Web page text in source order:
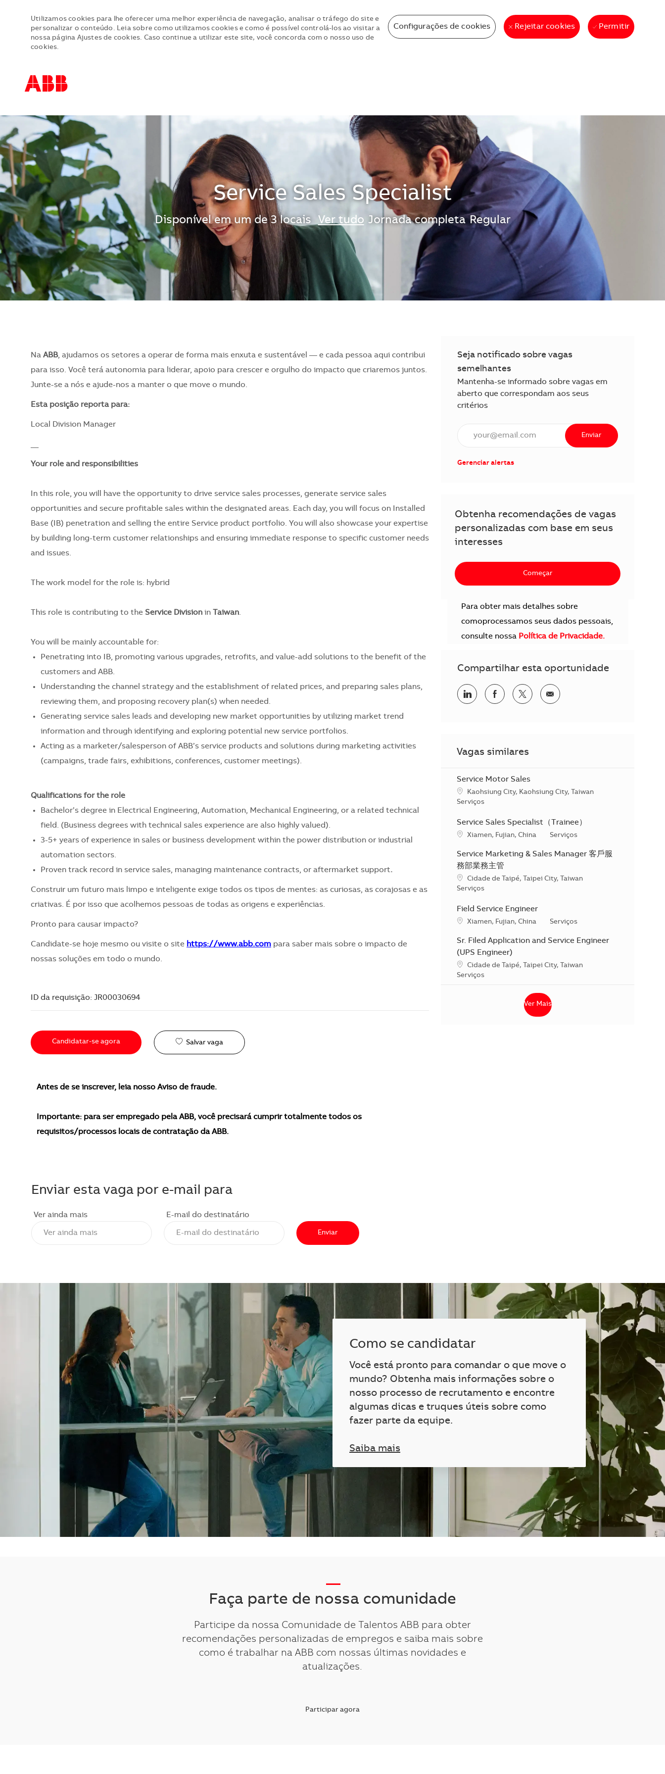
Utilizamos cookies para lhe oferecer uma melhor experiência de navegação, analisar o tráfego do site e
personalizar o conteúdo. Leia sobre como utilizamos cookies e como é possível controlá-los ao visitar a
nossa página Ajustes de cookies. Caso continue a utilizar este site, você concorda com o nosso uso de
cookies.
Configurações de cookies Rejeitar cookies Permitir
Service Sales Specialist
Disponível em um de 3 locais Ver tudo Jornada completa Regular
Na ABB, ajudamos os setores a operar de forma mais enxuta e sustentável — e cada pessoa aqui contribui
para isso. Você terá autonomia para liderar, apoio para crescer e orgulho do impacto que criaremos juntos.
Junte-se a nós e ajude-nos a manter o que move o mundo.
​Esta posição reporta para:
Local Division Manager
Your role and responsibilities
In this role, you will have the opportunity to drive service sales processes, generate service sales
opportunities and secure profitable sales within the designated areas. Each day, you will focus on Installed
Base (IB) penetration and selling the entire Service product portfolio. You will also showcase your expertise
by building long-term customer relationships and ensuring immediate response to specific customer needs
and issues.
The work model for the role is: hybrid
This role is contributing to the Service Division in Taiwan.
You will be mainly accountable for:
Penetrating into IB, promoting various upgrades, retrofits, and value-add solutions to the benefit of the
customers and ABB.
Understanding the channel strategy and the establishment of related prices, and preparing sales plans,
reviewing them, and proposing recovery plan(s) when needed.
Generating service sales leads and developing new market opportunities by utilizing market trend
information and through identifying and exploring potential new service portfolios.
Acting as a marketer/salesperson of ABB’s service products and solutions during marketing activities
(campaigns, trade fairs, exhibitions, conferences, customer meetings).
Qualifications for the role
Bachelor’s degree in Electrical Engineering, Automation, Mechanical Engineering, or a related technical
field. (Business degrees with technical sales experience are also highly valued).
3-5+ years of experience in sales or business development within the power distribution or industrial
automation sectors.
Proven track record in service sales, managing maintenance contracts, or aftermarket support.
Construir um futuro mais limpo e inteligente exige todos os tipos de mentes: as curiosas, as corajosas e as
criativas. É por isso que acolhemos pessoas de todas as origens e experiências.
Pronto para causar impacto?
Candidate-se hoje mesmo ou visite o site https://www.abb.com para saber mais sobre o impacto de
nossas soluções em todo o mundo.
ID da requisição: JR00030694
Candidatar-se agora Salvar vaga
Antes de se inscrever, leia nosso Aviso de fraude.
Importante: para ser empregado pela ABB, você precisará cumprir totalmente todos os
requisitos/processos locais de contratação da ABB.
Enviar esta vaga por e-mail para
Ver ainda mais E-mail do destinatário
Enviar
Seja notificado sobre vagas
semelhantes
Mantenha-se informado sobre vagas em
aberto que correspondam aos seus
critérios
Insira o endereço de e-mail (obrigatório)
Enviar
Gerenciar alertas
Obtenha recomendações de vagas
personalizadas com base em seus
interesses
Começar
Para obter mais detalhes sobre
comoprocessamos seus dados pessoais,
consulte nossa Política de Privacidade.
Compartilhar esta oportunidade
Compartilhar no LinkedIn
Compartilhar no Facebook
Compartilhar no twitter
Compartilhar por e-mail
Vagas similares
Service Motor Sales
Localização
Kaohsiung City, Kaohsiung City, Taiwan
Categoria
Serviços
Service Sales Specialist（Trainee）
Localização
Xiamen, Fujian, China Categoria
Serviços
Service Marketing & Sales Manager 客戶服
務部業務主管
Localização
Cidade de Taipé, Taipei City, Taiwan
Categoria
Serviços
Field Service Engineer
Localização
Xiamen, Fujian, China Categoria
Serviços
Sr. Filed Application and Service Engineer
(UPS Engineer)
Localização
Cidade de Taipé, Taipei City, Taiwan
Categoria
Serviços
Ver Mais
Como se candidatar
Você está pronto para comandar o que move o
mundo? Obtenha mais informações sobre o
nosso processo de recrutamento e encontre
algumas dicas e truques úteis sobre como
fazer parte da equipe.
Saiba mais
Faça parte de nossa comunidade
Participe da nossa Comunidade de Talentos ABB para obter
recomendações personalizadas de empregos e saiba mais sobre
como é trabalhar na ABB com nossas últimas novidades e
atualizações.
Participar agora